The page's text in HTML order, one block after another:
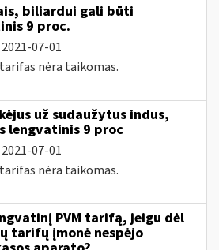
biliardui gali būti
9 proc.
2021-07-01
nėra taikomas.
už sudaužytus indus,
lengvatinis 9 proc
2021-07-01
nėra taikomas.
PVM tarifą, jeigu dėl
tarifų įmonė nespėjo